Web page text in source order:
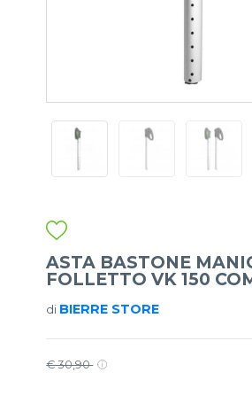
ASTA BASTONE
FOLLETTO VK 150
di BIERRE STORE
€ 30,90